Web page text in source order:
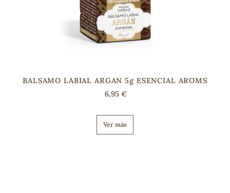
BALSAMO LABIAL ARGAN 5g ESENCIAL AROMS
6,95 €
Ver más